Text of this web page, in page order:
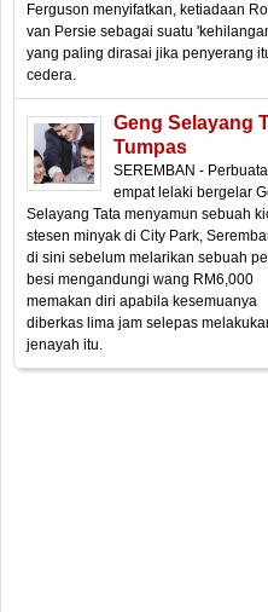
Ferguson menyifatkan, ketiadaan
van Persie sebagai suatu
yang paling dirasai jika penyerang
cedera.
Geng Selayang
Tumpas
SEREMBAN -
empat lelaki bergelar
Selayang Tata menyamun sebuah
stesen minyak di City Park,
di sini sebelum melarikan sebuah
besi mengandungi wang RM6,000
memakan diri apabila kesemuanya
diberkas lima jam selepas
jenayah itu.